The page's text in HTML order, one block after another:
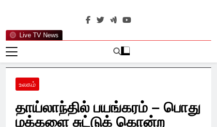
Live TV News
இந்நேரம்.காம்
செய்திகளுக்கு அப்பால்…
உலகம்
தாய்லாந்தில் பயங்கரம் – பொது
மக்களை சுட்டுக் கொன்ற